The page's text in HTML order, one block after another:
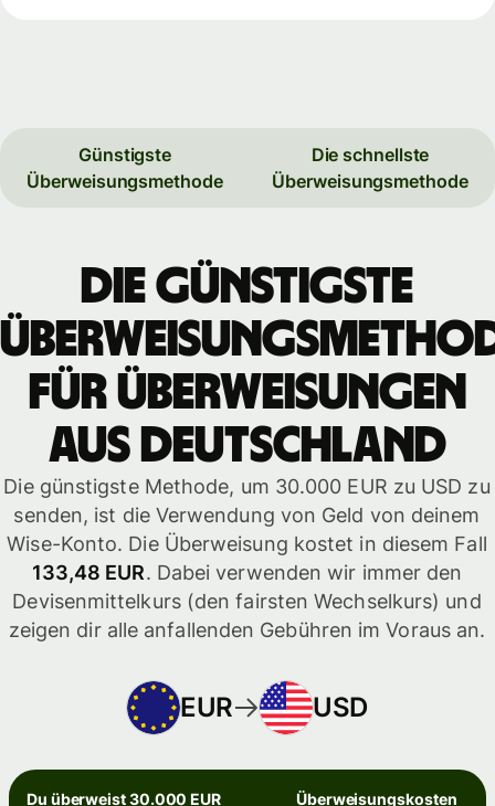
Günstigste
Überweisungsmethode
Die schnellste
Überweisungsmethode
Die günstigste
für Überweisungen
aus Deutschland
Die günstigste Methode, um 30.000 EUR zu USD zu
senden, ist die Verwendung von Geld von deinem
Wise-Konto. Die Überweisung kostet in diesem Fall
133,48 EUR. Dabei verwenden wir immer den
Devisenmittelkurs (den fairsten Wechselkurs) und
zeigen dir alle anfallenden Gebühren im Voraus an.
EUR USD
Du überweist 30.000 EUR Überweisungskosten